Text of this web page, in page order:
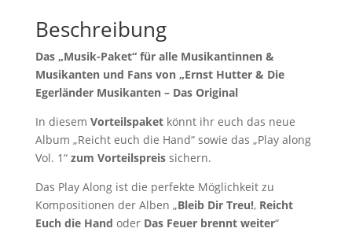
Beschreibung
Das „Musik-Paket“ für alle Musikantinnen &
Musikanten und Fans von „Ernst Hutter & Die
Egerländer Musikanten – Das Original
In diesem Vorteilspaketkönnt ihr euch das neue
Album „Reicht euch die Hand“ sowie das „Play along
Vol. 1“zum Vorteilspreissichern.
Das Play Along ist die perfekte Möglichkeit zu
Kompositionen der Alben „Bleib Dir Treu!, Reicht
Euch die Hand oder Das Feuer brennt weiter“